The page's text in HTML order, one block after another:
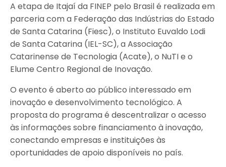
A etapa de Itajaí da FINEP pelo Brasil é realizada em
parceria com a Federação das Indústrias do Estado
de Santa Catarina (Fiesc), o Instituto Euvaldo Lodi
de Santa Catarina (IEL-SC), a Associação
Catarinense de Tecnologia (Acate), o NuTI e o
Elume Centro Regional de Inovação.
O evento é aberto ao público interessado em
inovação e desenvolvimento tecnológico. A
proposta do programa é descentralizar o acesso
às informações sobre financiamento à inovação,
conectando empresas e instituições às
oportunidades de apoio disponíveis no país.